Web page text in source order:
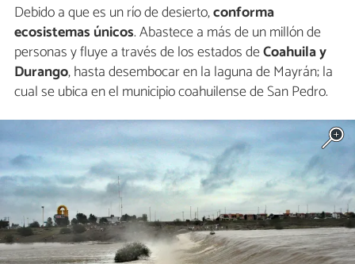
Debido a que es un río de desierto,conforma
ecosistemas únicos. Abastece a más de un millón de
personas y fluye a través de los estados deCoahuila y
Durango, hasta desembocar en la laguna de Mayrán; la
cual se ubica en el municipio coahuilense de San Pedro.